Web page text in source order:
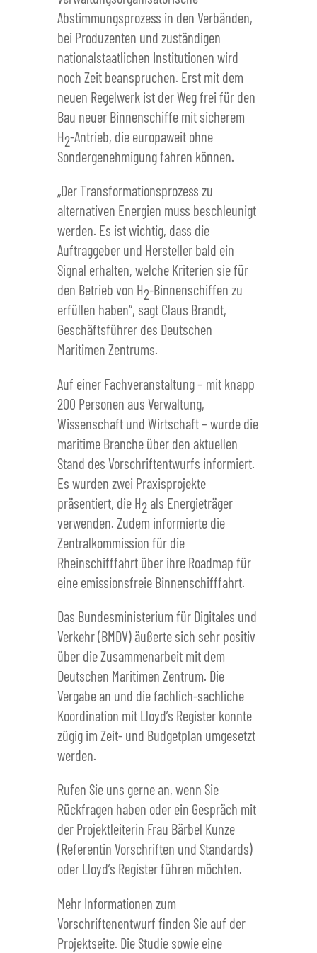
Abstimmungsprozess in den Verbänden,
bei Produzenten und zuständigen
nationalstaatlichen Institutionen wird
noch Zeit beanspruchen. Erst mit dem
neuen Regelwerk ist der Weg frei für den
Bau neuer Binnenschiffe mit sicherem
H2-Antrieb, die europaweit ohne
Sondergenehmigung fahren können.
„Der Transformationsprozess zu
alternativen Energien muss beschleunigt
werden. Es ist wichtig, dass die
Auftraggeber und Hersteller bald ein
Signal erhalten, welche Kriterien sie für
den Betrieb von H2-Binnenschiffen zu
erfüllen haben“, sagt Claus Brandt,
Geschäftsführer des Deutschen
Maritimen Zentrums.
Auf einer Fachveranstaltung – mit knapp
200 Personen aus Verwaltung,
Wissenschaft und Wirtschaft – wurde die
maritime Branche über den aktuellen
Stand des Vorschriftentwurfs informiert.
Es wurden zwei Praxisprojekte
präsentiert, die H2als Energieträger
verwenden. Zudem informierte die
Zentralkommission für die
Rheinschifffahrt über ihre Roadmap für
eine emissionsfreie Binnenschifffahrt.
Das Bundesministerium für Digitales und
Verkehr (BMDV) äußerte sich sehr positiv
über die Zusammenarbeit mit dem
Deutschen Maritimen Zentrum. Die
Vergabe an und die fachlich-sachliche
Koordination mit Lloyd’s Register konnte
zügig im Zeit- und Budgetplan umgesetzt
werden.
Rufen Sie uns gerne an, wenn Sie
Rückfragen haben oder ein Gespräch mit
der Projektleiterin Frau Bärbel Kunze
(Referentin Vorschriften und Standards)
oder Lloyd’s Register führen möchten.
Mehr Informationen zum
Vorschriftenentwurf finden Sie auf der
Projektseite. Die Studie sowie eine